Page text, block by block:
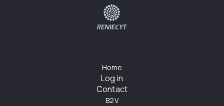
Home
Log in
Contact
B2V